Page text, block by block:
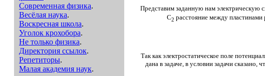
Современная физика.
Весёлая наука.
Воскресная школа.
Уголок крохобора.
Не только физика.
Директория ссылок.
Репетиторы.
Малая академия наук.
Представим заданную нам электрическую
С2 расстояние между пластинами
Так как электростатическое поле
дана в задаче, в условии задачи